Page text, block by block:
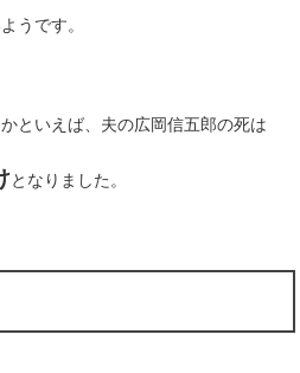
うです。
といえば、夫の広岡信五郎の死は
となりました。